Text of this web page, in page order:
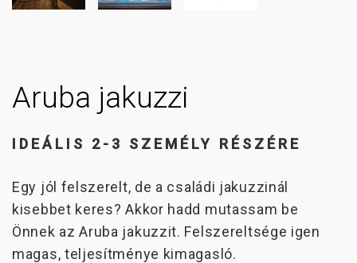
Aruba jakuzzi
IDEÁLIS 2-3 SZEMÉLY RÉSZÉRE
Egy jól felszerelt, de a családi jakuzzinál
kisebbet keres? Akkor hadd mutassam be
Önnek az Aruba jakuzzit. Felszereltsége igen
magas, teljesítménye kimagasló.